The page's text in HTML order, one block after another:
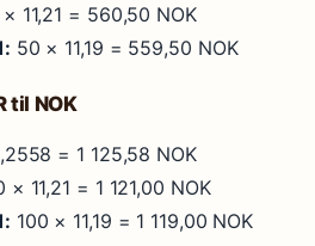
11,21 = 560,50 NOK
50 × 11,19 = 559,50 NOK
til NOK
= 1 125,58 NOK
× 11,21 = 1 121,00 NOK
100 × 11,19 = 1 119,00 NOK